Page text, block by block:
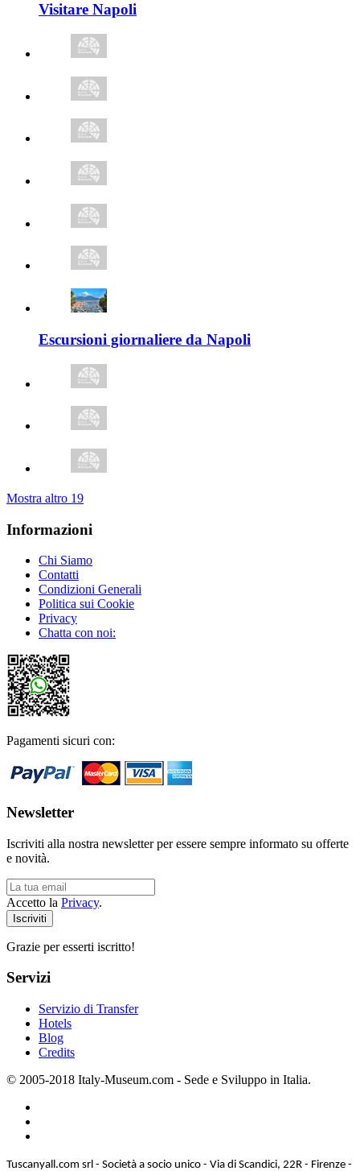
Visitare Napoli
Escursioni giornaliere da Napoli
Mostra altro 19
Informazioni
Chi Siamo
Contatti
Condizioni Generali
Politica sui Cookie
Privacy
Chatta con noi:
Pagamenti sicuri con:
Newsletter
Iscriviti alla nostra newsletter per essere sempre informato su offerte
e novità.
Accetto la Privacy.
Grazie per esserti iscritto!
Servizi
Servizio di Transfer
Hotels
Blog
Credits
© 2005-2018 Italy-Museum.com - Sede e Sviluppo in Italia.
Tuscanyall.com srl - Società a socio unico - Via di Scandici, 22R - Firenze -